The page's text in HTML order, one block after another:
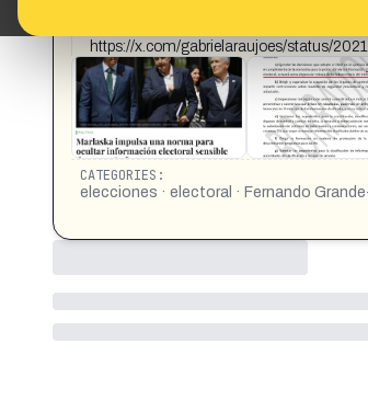
trabajo de la Subsecretaría del Interior,
cuando la información electoral es
https://x.com/gabrielaraujoes/status/
CATEGORIES:
elecciones · electoral · Fernando